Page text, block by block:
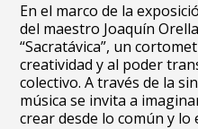
En el marco de la
del maestro Joaquín
“Sacratávica”, un
creatividad y al poder
colectivo. A través de la
música se invita a
crear desde lo común y